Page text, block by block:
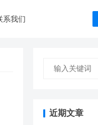
系我们
近期文章